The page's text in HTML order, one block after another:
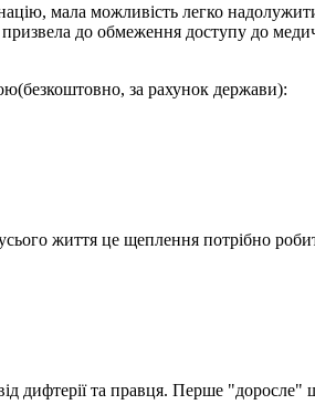
мала можливість легко
до обмеження доступу до
за рахунок держави):
життя це щеплення потрібно
та правця. Перше "доросле"